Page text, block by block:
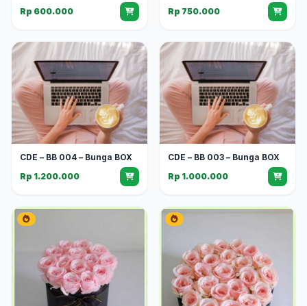
Rp 600.000
Rp 750.000
CDE – BB 004 – Bunga BOX
Rp 1.200.000
CDE – BB 003 – Bunga BOX
Rp 1.000.000